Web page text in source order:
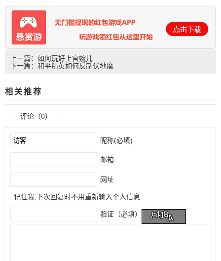
上一篇：如何玩好上官婉儿
下一篇：和平精英如何反制伏地魔
相关推荐
评论（0）
昵称(必填)
邮箱
网址
记住我,下次回复时不用重新输入个人信息
验证（必填）